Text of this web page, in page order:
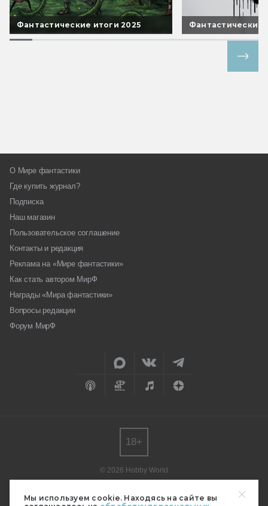
Мы используем cookie. Находясь на сайте вы
Фантастические итоги 2025 Фантастические
О Мире фантастики
Где купить журнал?
Подписка
Наш магазин
Пользовательское соглашение
Контакты и редакция
Реклама на «Мире фантастики»
Как стать автором МирФ
Награды «Мира фантастики»
Вопросы редакции
Форум МирФ
© 2026 Hobby World
редакции.
18+